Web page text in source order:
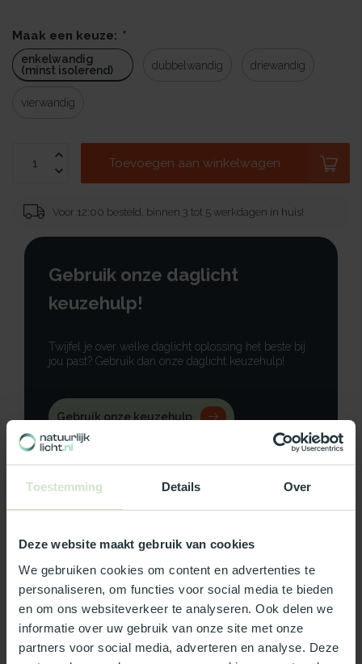
Toestemming Details Over
Deze website maakt gebruik van cookies
We gebruiken cookies om content en advertenties te
personaliseren, om functies voor social media te bieden
en om ons websiteverkeer te analyseren. Ook delen we
informatie over uw gebruik van onze site met onze
partners voor social media, adverteren en analyse. Deze
Maak een keuze: *
enkelwandig
(minst isolerend)
dubbelwandig driewandig
vierwandig
Toevoegen aan winkelwagen
Voor 12:00 besteld, binnen 3 tot 5 werkdagen in huis!
Gebruik onze daglicht
keuzehulp!
Twijfel je over welke daglicht oplossing het beste bij
jou past? Gebruik dan onze daglicht keuzehulp!
Gebruik onze keuzehulp
Specificaties
Reviews